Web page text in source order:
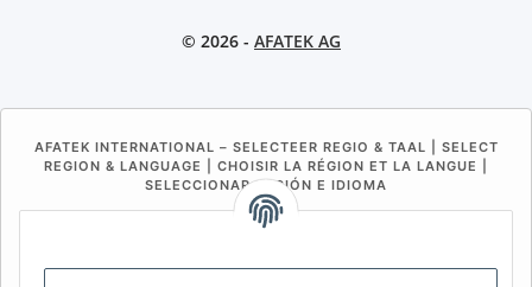
© 2026 - AFATEK AG
AFATEK INTERNATIONAL – SELECTEER REGIO & TAAL | SELECT
REGION & LANGUAGE | CHOISIR LA RÉGION ET LA LANGUE |
SELECCIONAR REGIÓN E IDIOMA
CH (IT) BE (NL) BE (FR) NL